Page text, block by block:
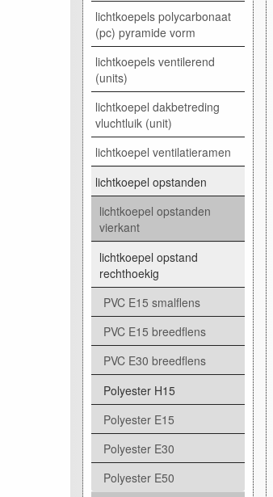
lichtkoepels polycarbonaat
(pc) pyramide vorm
lichtkoepels ventilerend
(units)
lichtkoepel dakbetreding
vluchtluik (unit)
lichtkoepel ventilatieramen
lichtkoepel opstanden
lichtkoepel opstanden
vierkant
lichtkoepel opstand
rechthoekig
PVC E15 smalflens
PVC E15 breedflens
PVC E30 breedflens
Polyester H15
Polyester E15
Polyester E30
Polyester E50